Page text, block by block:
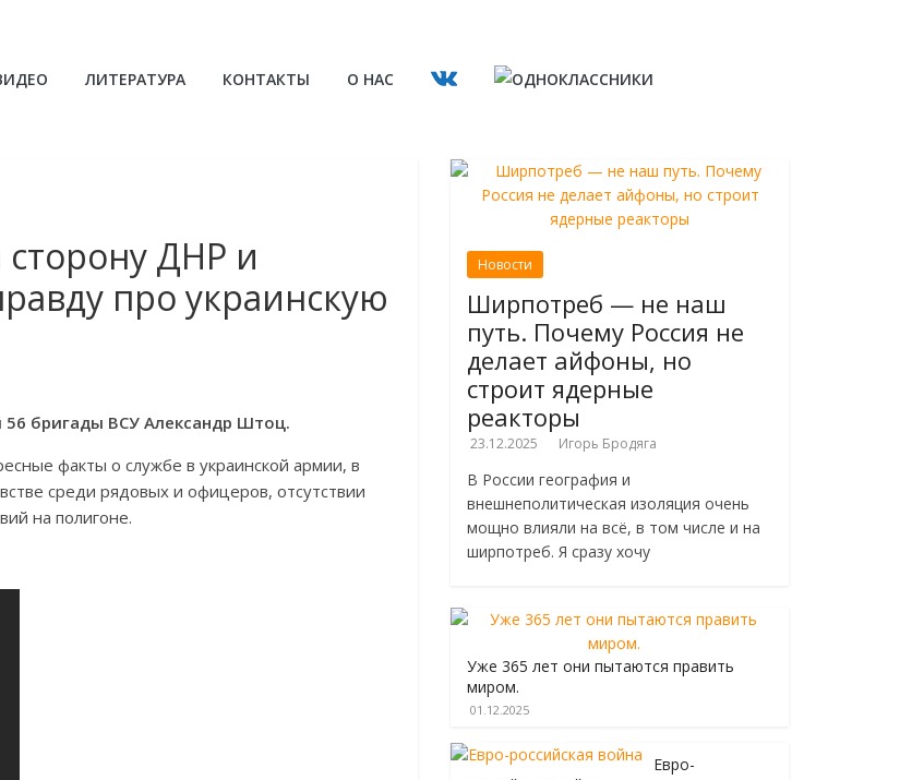
ЛИТЕРАТУРА КОНТАКТЫ О НАС
ДНР и
про украинскую
бригады ВСУ Александр Штоц.
факты о службе в украинской армии, в
среди рядовых и офицеров, отсутствии
на полигоне.
Новости
Ширпотреб — не наш
путь. Почему Россия не
делает айфоны, но
строит ядерные
реакторы
23.12.2025 Игорь Бродяга
В России география и
внешнеполитическая изоляция очень
мощно влияли на всё, в том числе и на
ширпотреб. Я сразу хочу
Уже 365 лет они пытаются править
миром.
01.12.2025
Евро-